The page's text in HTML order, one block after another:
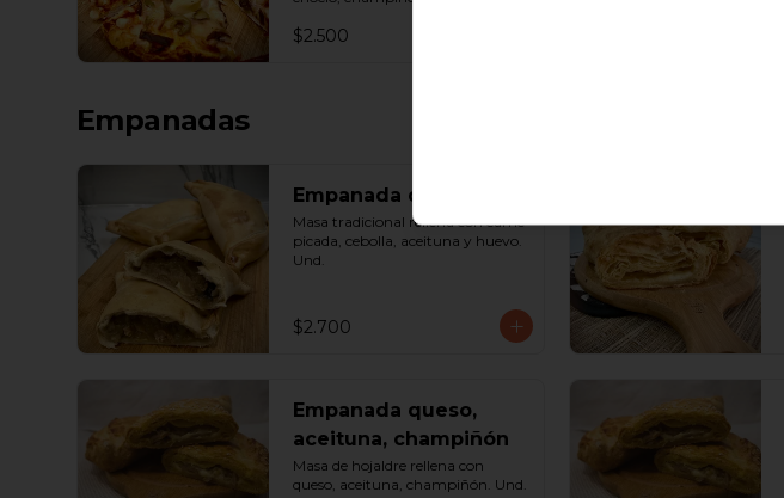
$2.500
Empanadas
Empanada de pino
Masa tradicional rellena con carne
picada, cebolla, aceituna y huevo.
Und.
$2.700
Empanada queso,
aceituna, champiñón
Masa de hojaldre rellena con
queso, aceituna, champiñón. Und.